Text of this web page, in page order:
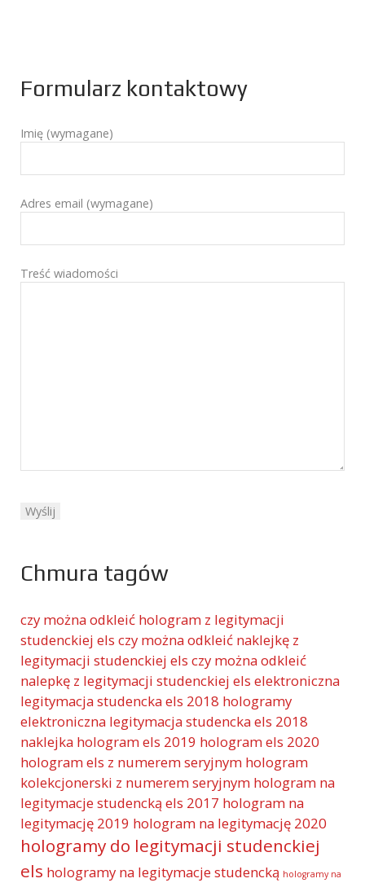
Formularz kontaktowy
Imię (wymagane)
Adres email (wymagane)
Treść wiadomości
Chmura tagów
czy można odkleić hologram z legitymacji
studenckiej els czy można odkleić naklejkę z
legitymacji studenckiej els czy można odkleić
nalepkę z legitymacji studenckiej els elektroniczna
legitymacja studencka els 2018 hologramy
elektroniczna legitymacja studencka els 2018
naklejka hologram els 2019 hologram els 2020
hologram els z numerem seryjnym hologram
kolekcjonerski z numerem seryjnym hologram na
legitymacje studencką els 2017 hologram na
legitymację 2019 hologram na legitymację 2020
hologramy do legitymacji studenckiej
els hologramy na legitymacje studencką hologramy na